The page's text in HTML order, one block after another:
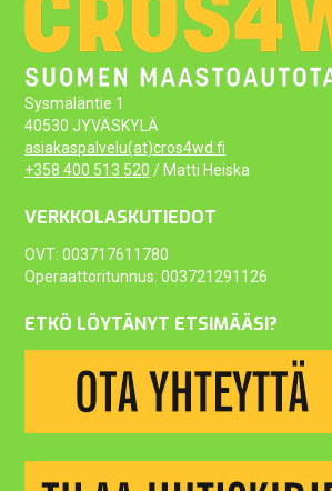
Sysmäläntie 1
40530 JYVÄSKYLÄ
asiakaspalvelu(at)cros4wd.fi
+358 400 513 520 / Matti Heiska
VERKKOLASKUTIEDOT
OVT: 003717611780
Operaattoritunnus: 003721291126
ETKÖ LÖYTÄNYT ETSIMÄÄSI?